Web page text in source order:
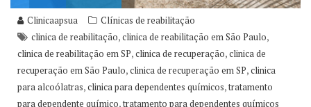
Clinicaapsua
Clínicas de reabilitação
clinica de reabilitação,clinica de reabilitação em São Paulo,
clinica de reabilitação em SP,clinica de recuperação,clinica de
recuperação em São Paulo,clinica de recuperação em SP,clinica
para alcoólatras,clinica para dependentes químicos,tratamento
para dependente químico,tratamento para dependentes químicos